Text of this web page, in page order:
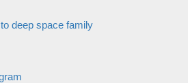
deep space family